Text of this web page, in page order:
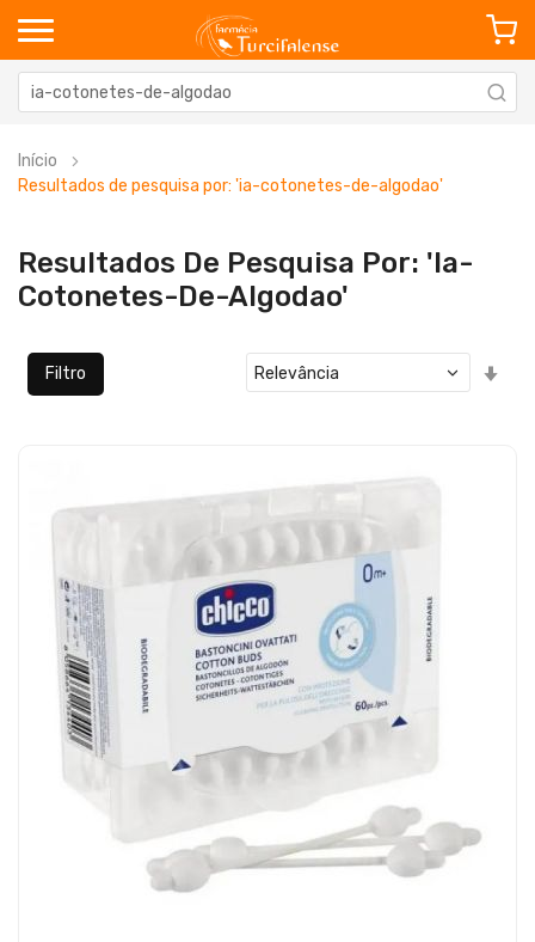
Início
Resultados de pesquisa por: 'ia-cotonetes-de-algodao'
Resultados De Pesquisa Por: 'ia-
Cotonetes-De-Algodao'
Filtro